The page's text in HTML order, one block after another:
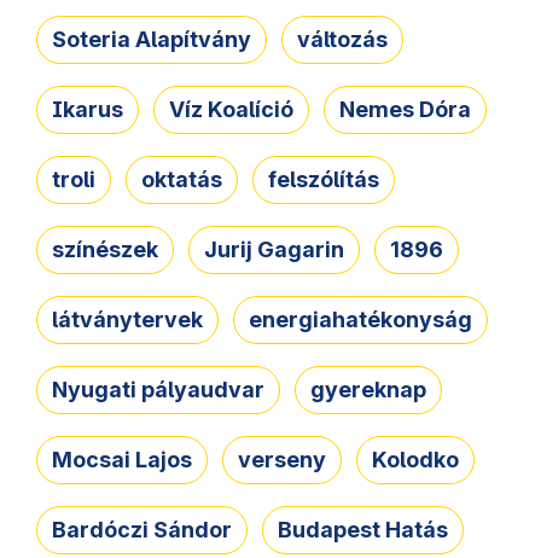
Soteria Alapítvány változás
Ikarus Víz Koalíció Nemes Dóra
troli oktatás felszólítás
színészek Jurij Gagarin 1896
látványtervek energiahatékonyság
Nyugati pályaudvar gyereknap
Mocsai Lajos verseny Kolodko
Bardóczi Sándor Budapest Hatás